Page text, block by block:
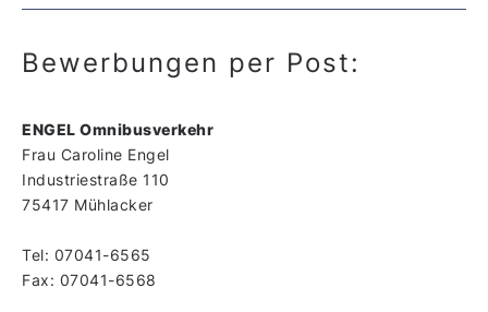
Bewerbungen per Post:
ENGEL Omnibusverkehr
Frau Caroline Engel
Industriestraße 110
75417 Mühlacker
Tel: 07041-6565
Fax: 07041-6568